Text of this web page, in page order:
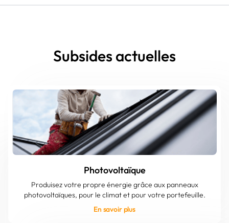
Subsides actuelles
Photovoltaïque
Produisez votre propre énergie grâce aux panneaux
photovoltaïques, pour le climat et pour votre portefeuille.
En savoir plus